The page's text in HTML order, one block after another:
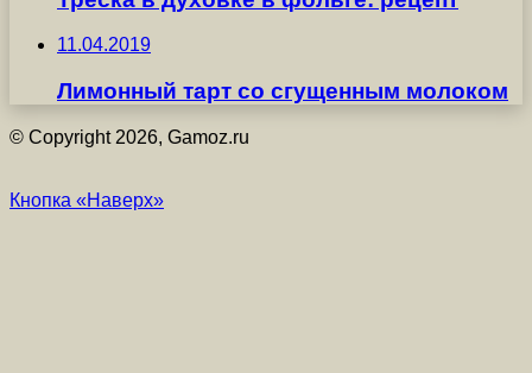
11.04.2019
Лимонный тарт со сгущенным молоком
© Copyright 2026, Gamoz.ru
Кнопка «Наверх»